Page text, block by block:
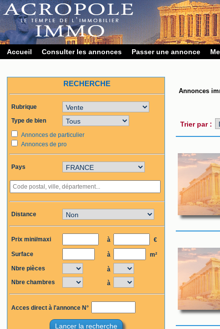
Accueil Consulter les annonces Passer une annonce
RECHERCHE
Rubrique
Type de bien
Annonces de particulier
Annonces de pro
Pays
Distance
Prix mini/maxi à €
Surface à
m²
Nbre pièces
à
Nbre chambres
à
Acces direct à l'annonce N°
Lancer la recherche
Annonces
Trier par :